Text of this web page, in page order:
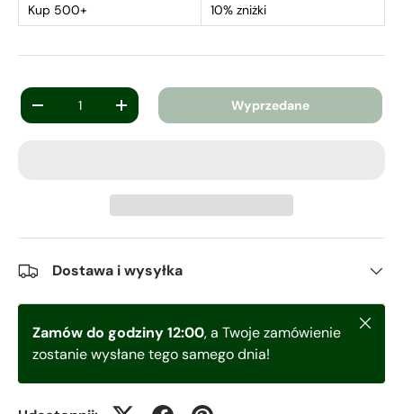
Kup 500+
10% zniżki
Ilość
-
+ Wyprzedane
Dostawa i wysyłka
Zamów do godziny 12:00, a Twoje zamówienie
zostanie wysłane tego samego dnia!